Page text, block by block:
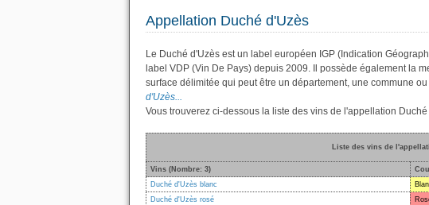
Appellation Duché d'Uzès
Le Duché d'Uzès est un label européen IGP (Indication
label VDP (Vin De Pays) depuis 2009. Il possède également la
surface délimitée qui peut être un département, une commune
d'Uzès...
Vous trouverez ci-dessous la liste des vins de l'appellation
Liste des vins de
Vins (Nombre: 3)
Duché d'Uzès blanc
Duché d'Uzès rosé